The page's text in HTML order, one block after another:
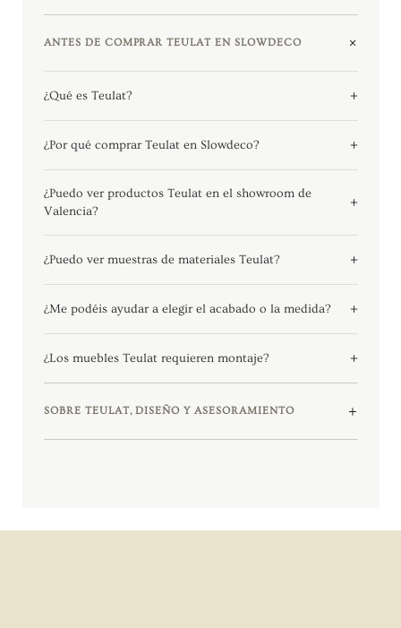
ANTES DE COMPRAR TEULAT EN SLOWDECO
¿Qué es Teulat?
¿Por qué comprar Teulat en Slowdeco?
¿Puedo ver productos Teulat en el showroom de
Valencia?
¿Puedo ver muestras de materiales Teulat?
¿Me podéis ayudar a elegir el acabado o la medida?
¿Los muebles Teulat requieren montaje?
SOBRE TEULAT, DISEÑO Y ASESORAMIENTO